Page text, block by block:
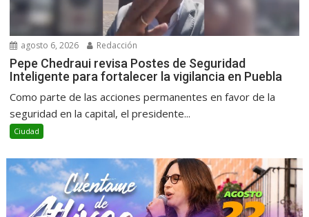
agosto 6, 2026 Redacción
Pepe Chedraui revisa Postes de Seguridad
Inteligente para fortalecer la vigilancia en Puebla
Como parte de las acciones permanentes en favor de la
seguridad en la capital, el presidente...
Ciudad